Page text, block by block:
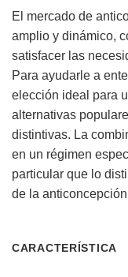
El mercado de
amplio y dinámico,
satisfacer las
Para ayudarle a
elección ideal para
alternativas
distintivas. La
en un régimen
particular que lo
de la
CARACTERÍSTICA